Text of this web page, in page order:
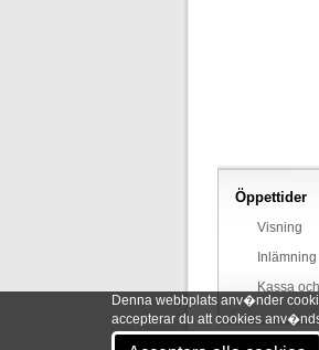
Denna webbplats anv�nder
accepterar du att cookies
Öppettider
Visning
Kassa